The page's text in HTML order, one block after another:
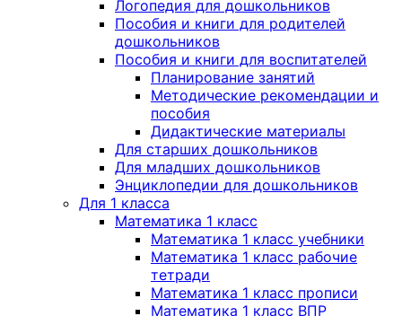
Логопедия для дошкольников
Пособия и книги для родителей
дошкольников
Пособия и книги для воспитателей
Планирование занятий
Методические рекомендации и
пособия
Дидактические материалы
Для старших дошкольников
Для младших дошкольников
Энциклопедии для дошкольников
Для 1 класса
Математика 1 класс
Математика 1 класс учебники
Математика 1 класс рабочие
тетради
Математика 1 класс прописи
Математика 1 класс ВПР